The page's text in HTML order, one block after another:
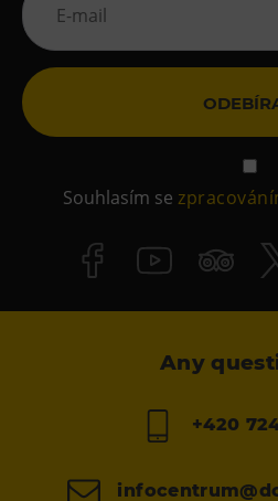
Souhlasím se
Any
+420